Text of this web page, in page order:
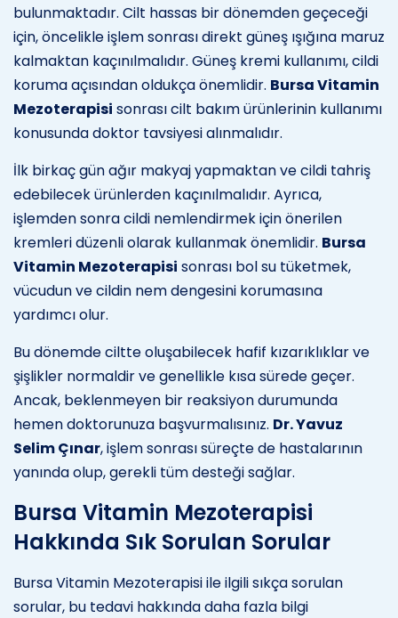
bulunmaktadır. Cilt hassas bir dönemden geçeceği
için, öncelikle işlem sonrası direkt güneş ışığına maruz
kalmaktan kaçınılmalıdır. Güneş kremi kullanımı, cildi
koruma açısından oldukça önemlidir. Bursa Vitamin
Mezoterapisi sonrası cilt bakım ürünlerinin kullanımı
konusunda doktor tavsiyesi alınmalıdır.
İlk birkaç gün ağır makyaj yapmaktan ve cildi tahriş
edebilecek ürünlerden kaçınılmalıdır. Ayrıca,
işlemden sonra cildi nemlendirmek için önerilen
kremleri düzenli olarak kullanmak önemlidir. Bursa
Vitamin Mezoterapisi sonrası bol su tüketmek,
vücudun ve cildin nem dengesini korumasına
yardımcı olur.
Bu dönemde ciltte oluşabilecek hafif kızarıklıklar ve
şişlikler normaldir ve genellikle kısa sürede geçer.
Ancak, beklenmeyen bir reaksiyon durumunda
hemen doktorunuza başvurmalısınız. Dr. Yavuz
Selim Çınar, işlem sonrası süreçte de hastalarının
yanında olup, gerekli tüm desteği sağlar.
Bursa Vitamin Mezoterapisi
Hakkında Sık Sorulan Sorular
Bursa Vitamin Mezoterapisi ile ilgili sıkça sorulan
sorular, bu tedavi hakkında daha fazla bilgi